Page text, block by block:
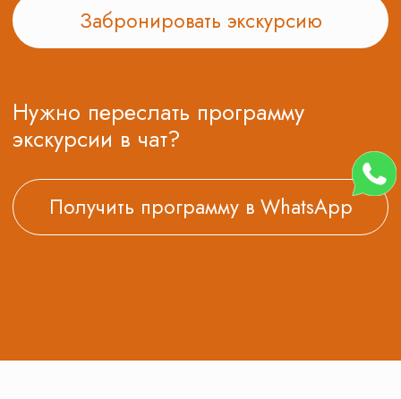
объединить образование и развлечение.
Школьная поездка позволяет школьникам узнать
о технологических процессах, научиться работать
в коллективе, задать интересующие вопросы.
Она также помогает школьникам расширить свой
На основе 81оценки